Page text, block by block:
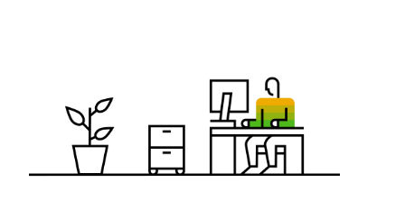
Denmark (English)
Finland (English)
Belgium (English)